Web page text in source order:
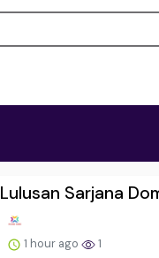
Lulusan Sarjana
1 hour ago 1